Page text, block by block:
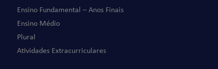
Ensino Fundamental – Anos Finais
Ensino Médio
Plural
Atividades Extracurriculares